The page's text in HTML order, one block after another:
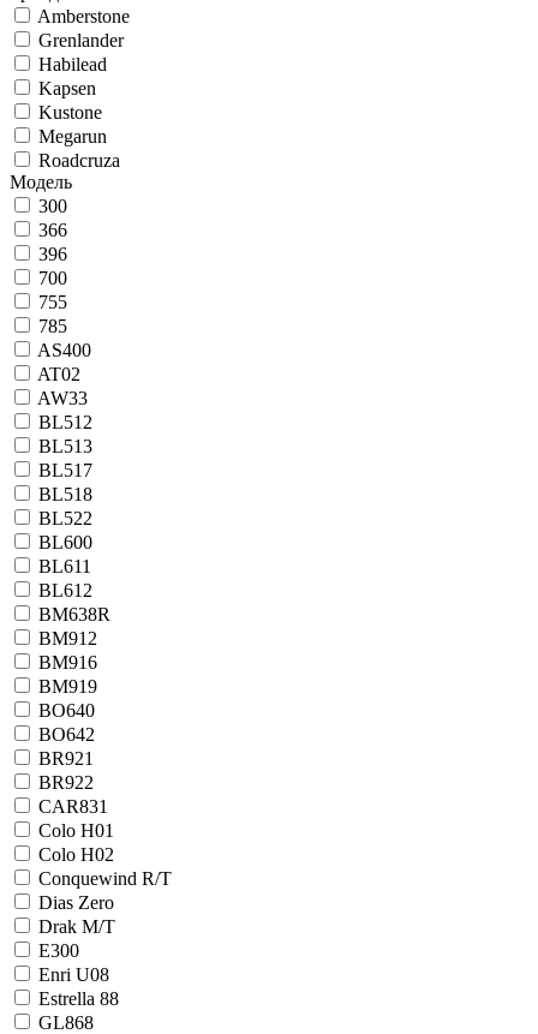
Amberstone
Grenlander
Habilead
Kapsen
Kustone
Megarun
Roadcruza
Модель
300
366
396
700
755
785
AS400
AT02
AW33
BL512
BL513
BL517
BL518
BL522
BL600
BL611
BL612
BM638R
BM912
BM916
BM919
BO640
BO642
BR921
BR922
CAR831
Colo H01
Colo H02
Conquewind R/T
Dias Zero
Drak M/T
E300
Enri U08
Estrella 88
GL868